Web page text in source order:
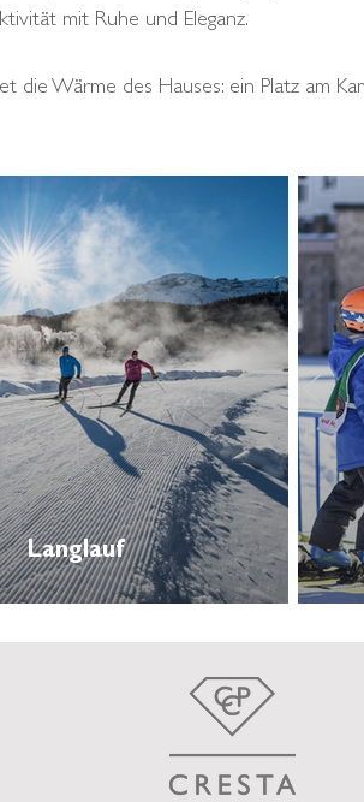
mit Ruhe und Eleganz.
die Wärme des Hauses: ein Platz am
Langlauf